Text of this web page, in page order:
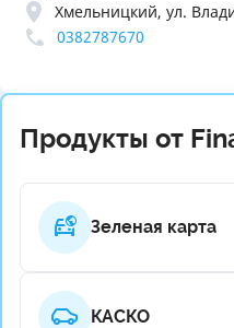
Хмельницкий, ул.
0382787670
Продукты от
Зеленая карта
КАСКО